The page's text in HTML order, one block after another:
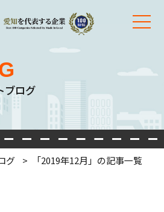
ブログ
グ 「2019年12月」の記事一覧